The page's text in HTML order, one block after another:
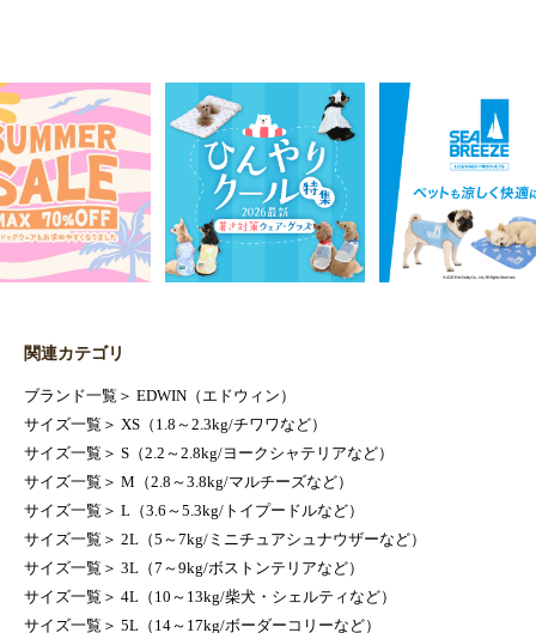
関連カテゴリ
ブランド一覧 ＞ EDWIN（エドウィン）
サイズ一覧 ＞ XS（1.8～2.3kg/チワワなど）
サイズ一覧 ＞ S（2.2～2.8kg/ヨークシャテリアなど）
サイズ一覧 ＞ M（2.8～3.8kg/マルチーズなど）
サイズ一覧 ＞ L（3.6～5.3kg/トイプードルなど）
サイズ一覧 ＞ 2L（5～7kg/ミニチュアシュナウザーなど）
サイズ一覧 ＞ 3L（7～9kg/ボストンテリアなど）
サイズ一覧 ＞ 4L（10～13kg/柴犬・シェルティなど）
サイズ一覧 ＞ 5L（14～17kg/ボーダーコリーなど）